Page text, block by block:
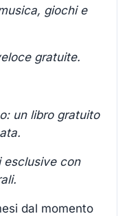
giochi e
gratuite.
un libro gratuito
esclusive con
dal momento